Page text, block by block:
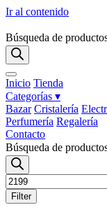
Ir al contenido
Búsqueda de
Inicio Tienda
Categorías ▾
Bazar Cristalería
Perfumería Regalería
Contacto
Búsqueda de
Filter